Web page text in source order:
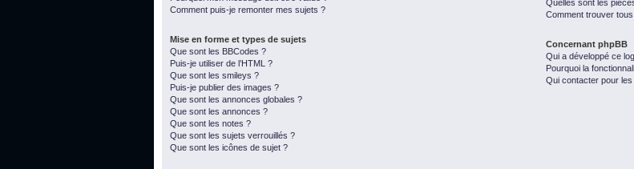
Comment puis-je remonter mes sujets ?
Mise en forme et types de sujets
Que sont les BBCodes ?
Puis-je utiliser de l’HTML ?
Que sont les smileys ?
Puis-je publier des images ?
Que sont les annonces globales ?
Que sont les annonces ?
Que sont les notes ?
Que sont les sujets verrouillés ?
Que sont les icônes de sujet ?
Quelles sont les
Comment trouver
Concernant phpBB
Qui a développé ce
Pourquoi la
Qui contacter pour